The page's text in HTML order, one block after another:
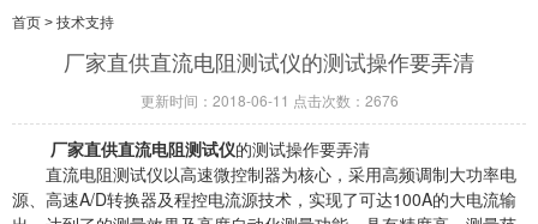
首页 > 技术支持
厂家直供直流电阻测试仪的测试操作要弄清
更新时间：2018-06-11 点击次数：2676
厂家直供直流电阻测试仪的测试操作要弄清
直流电阻测试仪以高速微控制器为核心，采用高频调制大功率电
源、高速A/D转换器及程控电流源技术，实现了可达100A的大电流输